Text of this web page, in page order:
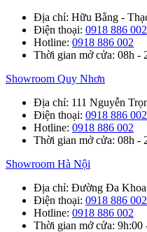
Địa chỉ: Hữu Bằng -
Điện thoại: 0918 886 002
Hotline: 0918 886 002
Thời gian mở cửa: 08h -
Showroom Quy Nhơn
Địa chỉ: 111 Nguyễn
Điện thoại: 0918 886 002
Hotline: 0918 886 002
Thời gian mở cửa: 08h -
Showroom Hà Nội
Địa chỉ: Đường Đa
Điện thoại: 0918 886 002
Hotline: 0918 886 002
Thời gian mở cửa: 9h:00